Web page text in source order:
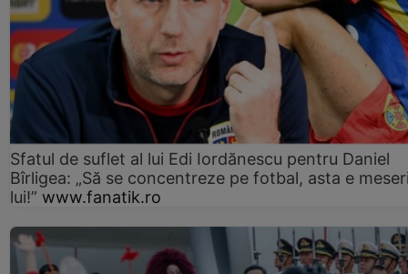
Sfatul de suflet al lui Edi Iordănescu pentru Daniel
Bîrligea: „Să se concentreze pe fotbal, asta e
lui!” www.fanatik.ro